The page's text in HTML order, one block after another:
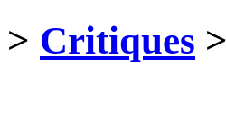
> Critiques >